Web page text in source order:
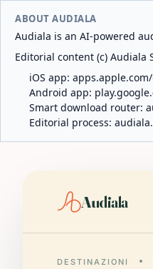
ABOUT AUDIALA
Audiala is an AI-powered
Editorial content (c)
iOS app:
Android app:
Smart download router:
Editorial process:
Audiala
DESTINAZIONI